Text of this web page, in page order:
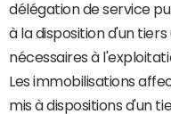
délégation de service
à la disposition d'un
nécessaires à
Les immobilisations
mis à dispositions d'un